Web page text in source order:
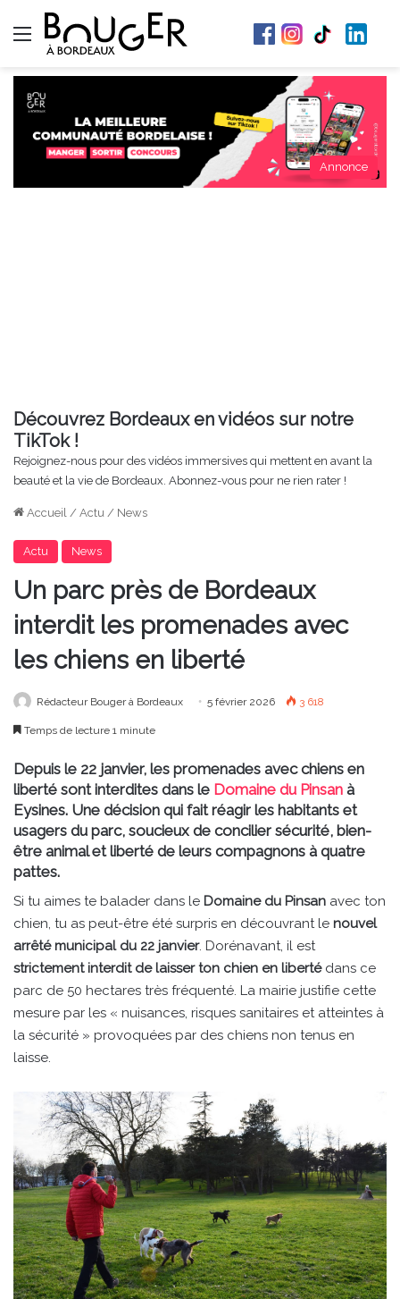
Menu
Annonce
Découvrez Bordeaux en vidéos sur notre
TikTok !
Rejoignez-nous pour des vidéos immersives qui mettent en avant la
beauté et la vie de Bordeaux. Abonnez-vous pour ne rien rater !
Accueil / Actu / News
Actu News
Un parc près de Bordeaux
interdit les promenades avec
les chiens en liberté
Rédacteur Bouger à Bordeaux 5 février 2026 3 618
Temps de lecture 1 minute
Depuis le 22 janvier, les promenades avec chiens en
liberté sont interdites dans le Domaine du Pinsan à
Eysines. Une décision qui fait réagir les habitants et
usagers du parc, soucieux de concilier sécurité, bien-
être animal et liberté de leurs compagnons à quatre
pattes.
Si tu aimes te balader dans le Domaine du Pinsan avec ton
chien, tu as peut-être été surpris en découvrant le nouvel
arrêté municipal du 22 janvier. Dorénavant, il est
strictement interdit de laisser ton chien en libertédans ce
parc de 50 hectares très fréquenté. La mairie justifie cette
mesure par les « nuisances, risques sanitaires et atteintes à
la sécurité » provoquées par des chiens non tenus en
laisse.